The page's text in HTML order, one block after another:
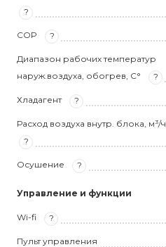
?
COP ?
Диапазон рабочих температур
наруж.воздуха, обогрев, С°
?
Хладагент ?
Расход воздуха внутр. блока, м³/ч
?
Осушение ?
Управление и функции
Wi-fi ?
Пульт управления